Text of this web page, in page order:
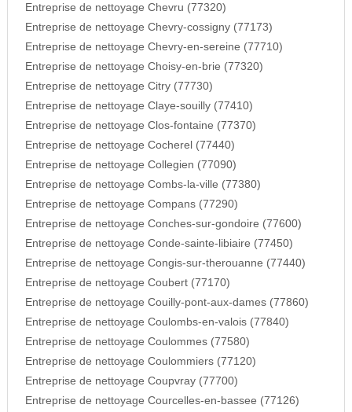
Entreprise de nettoyage Chevru (77320)
Entreprise de nettoyage Chevry-cossigny (77173)
Entreprise de nettoyage Chevry-en-sereine (77710)
Entreprise de nettoyage Choisy-en-brie (77320)
Entreprise de nettoyage Citry (77730)
Entreprise de nettoyage Claye-souilly (77410)
Entreprise de nettoyage Clos-fontaine (77370)
Entreprise de nettoyage Cocherel (77440)
Entreprise de nettoyage Collegien (77090)
Entreprise de nettoyage Combs-la-ville (77380)
Entreprise de nettoyage Compans (77290)
Entreprise de nettoyage Conches-sur-gondoire (77600)
Entreprise de nettoyage Conde-sainte-libiaire (77450)
Entreprise de nettoyage Congis-sur-therouanne (77440)
Entreprise de nettoyage Coubert (77170)
Entreprise de nettoyage Couilly-pont-aux-dames (77860)
Entreprise de nettoyage Coulombs-en-valois (77840)
Entreprise de nettoyage Coulommes (77580)
Entreprise de nettoyage Coulommiers (77120)
Entreprise de nettoyage Coupvray (77700)
Entreprise de nettoyage Courcelles-en-bassee (77126)